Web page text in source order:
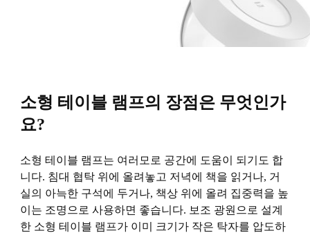
소형 테이블 램프의 장점은 무엇인가
요?
소형 테이블 램프는 여러모로 공간에 도움이 되기도 합
니다. 침대 협탁 위에 올려놓고 저녁에 책을 읽거나, 거
실의 아늑한 구석에 두거나, 책상 위에 올려 집중력을 높
이는 조명으로 사용하면 좋습니다. 보조 광원으로 설계
한 소형 테이블 램프가 이미 크기가 작은 탁자를 압도하